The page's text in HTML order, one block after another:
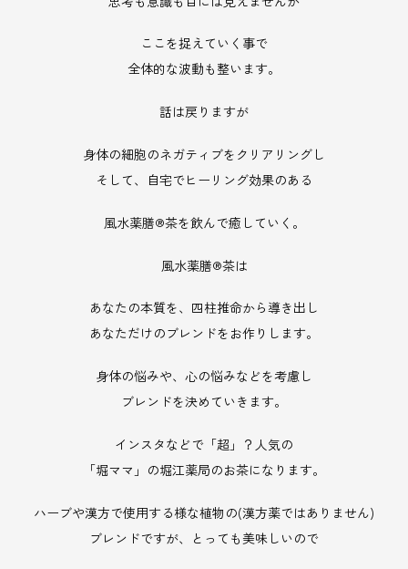
ここを捉えていく事で
全体的な波動も整います。
話は戻りますが
身体の細胞のネガティブをクリアリングし
そして、自宅でヒーリング効果のある
風水薬膳®︎茶を飲んで癒していく。
風水薬膳®︎茶は
あなたの本質を、四柱推命から導き出し
あなただけのブレンドをお作りします。
身体の悩みや、心の悩みなどを考慮し
ブレンドを決めていきます。
インスタなどで「超」？人気の
「堀ママ」の堀江薬局のお茶になります。
ハーブや漢方で使用する様な植物の(漢方薬ではありません)
ブレンドですが、とっても美味しいので